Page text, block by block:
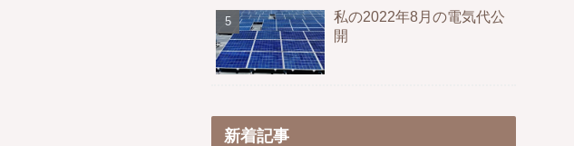
私の2022年8月の電気代公
開
新着記事